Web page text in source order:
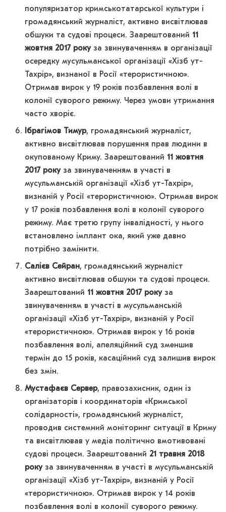
популяризатор кримськотатарської культури і
громадянський журналіст, активно висвітлював
обшуки та судові процеси. Заарештований 11
жовтня 2017 рокуза звинуваченням в організації
осередку мусульманської організації «Хізб ут-
Тахрір», визнаної в Росії «терористичною».
Отримав вирок у 19 років позбавлення волі в
колонії суворого режиму. Через умови утримання
часто хворіє.
Ібрагімов Тимур, громадянський журналіст,
активно висвітлював порушення прав людини в
окупованому Криму. Заарештований 11 жовтня
2017 рокуза звинуваченням в участі в
мусульманській організації «Хізб ут-Тахрір»,
визнаній у Росії «терористичною». Отримав вирок
у 17 років позбавлення волі в колонії суворого
режиму. Має третю групу інвалідності, у нього
встановлено імплант ока, який уже давно
потрібно замінити.
Салієв Сейран, громадянський журналіст
активно висвітлював обшуки та судові процеси.
Заарештований 11 жовтня 2017 рокуза
звинуваченням в участі в мусульманській
організації «Хізб ут-Тахрір», визнаній у Росії
«терористичною». Отримав вирок у 16 років
позбавлення волі, апеляційний суд зменшив
термін до 15 років, касаційний суд залишив вирок
без змін.
Мустафаєв Сервер, правозахисник, один із
організаторів і координаторів «Кримської
солідарності», громадянський журналіст,
проводив системний моніторинг ситуації в Криму
та висвітлював у медіа політично вмотивовані
судові процеси. Заарештований21 травня 2018
рокуза звинуваченням в участі в мусульманській
організації «Хізб ут-Тахрір», визнаній у Росії
«терористичною». Отримав вирок у 14 років
позбавлення волі в колонії суворого режиму.